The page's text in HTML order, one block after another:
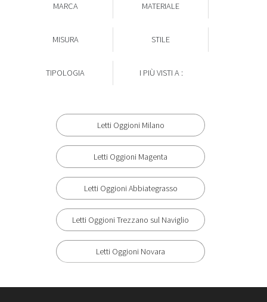
MARCA MATERIALE
MISURA STILE
TIPOLOGIA I PIÙ VISTI A :
Letti Oggioni Milano
Letti Oggioni Magenta
Letti Oggioni Abbiategrasso
Letti Oggioni Trezzano sul Naviglio
Letti Oggioni Novara